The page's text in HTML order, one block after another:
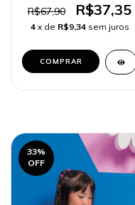
R$67,90 R$37,35
4 x de R$9,34 sem juros
COMPRAR
33%
OFF